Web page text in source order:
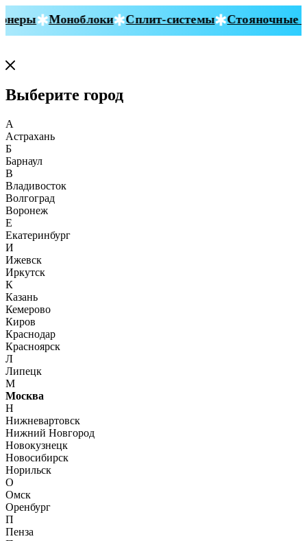
Моноблоки Сплит-системы Стояночные
Выберите город
А
Астрахань
Б
Барнаул
В
Владивосток
Волгоград
Воронеж
Е
Екатеринбург
И
Ижевск
Иркутск
К
Казань
Кемерово
Киров
Краснодар
Красноярск
Л
Липецк
М
Москва
Н
Нижневартовск
Нижний Новгород
Новокузнецк
Новосибирск
Норильск
О
Омск
Оренбург
П
Пенза